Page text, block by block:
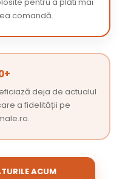
comandă.
deja de actualul
a fidelității pe
ACUM